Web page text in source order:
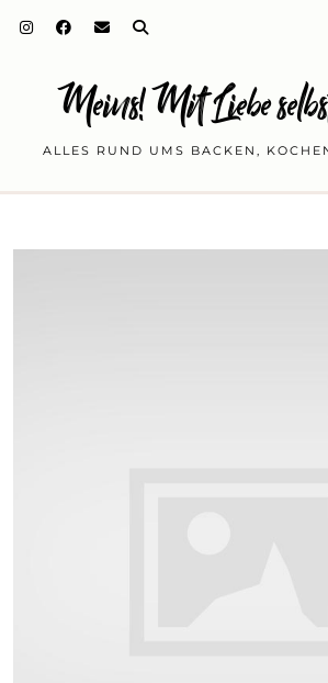
Meins! Mit Liebe
ALLES RUND UMS BACKEN,